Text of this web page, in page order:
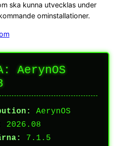
ska kunna utvecklas under
ominstallationer.
AerynOS
AerynOS
2026.08
7.1.5